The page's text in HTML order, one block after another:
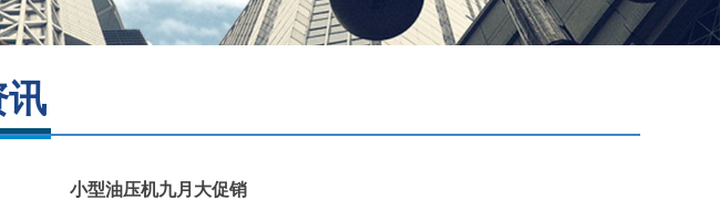
讯
小型油压机九月大促销